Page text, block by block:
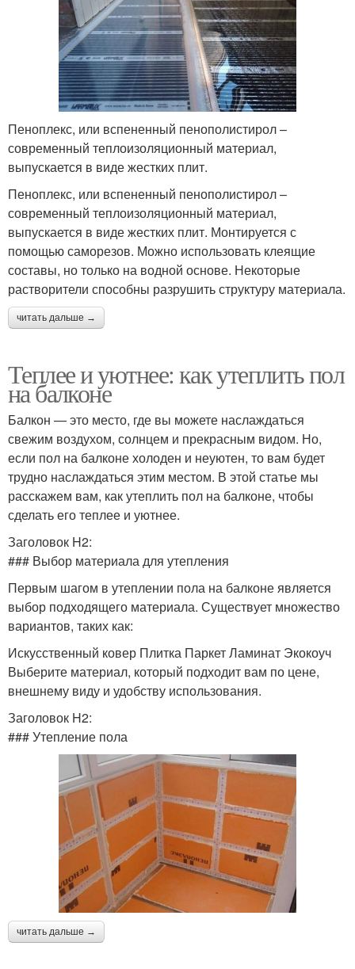
Пеноплекс, или вспененный пенополистирол –
современный теплоизоляционный материал,
выпускается в виде жестких плит.
Пеноплекс, или вспененный пенополистирол –
современный теплоизоляционный материал,
выпускается в виде жестких плит. Монтируется с
помощью саморезов. Можно использовать клеящие
составы, но только на водной основе. Некоторые
растворители способны разрушить структуру материала.
читать дальше →
Теплее и уютнее: как утеплить пол
на балконе
Балкон — это место, где вы можете наслаждаться
свежим воздухом, солнцем и прекрасным видом. Но,
если пол на балконе холоден и неуютен, то вам будет
трудно наслаждаться этим местом. В этой статье мы
расскажем вам, как утеплить пол на балконе, чтобы
сделать его теплее и уютнее.
Заголовок H2:
### Выбор материала для утепления
Первым шагом в утеплении пола на балконе является
выбор подходящего материала. Существует множество
вариантов, таких как:
Искусственный ковер Плитка Паркет Ламинат Экокоуч
Выберите материал, который подходит вам по цене,
внешнему виду и удобству использования.
Заголовок H2:
### Утепление пола
читать дальше →